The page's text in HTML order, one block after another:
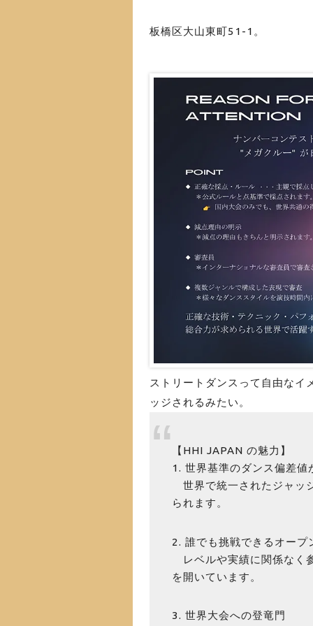
板橋区大山東町51-1。
ストリートダンスって自由なイ
ッジされるみたい。
【HHI JAPAN の魅力】
1. 世界基準のダンス偏差値
世界で統一されたジャッ
られます。
2. 誰でも挑戦できるオープ
レベルや実績に関係なく
を開いています。
3. 世界大会への登竜門